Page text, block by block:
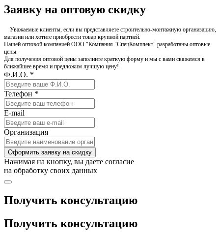
Заявку на оптовую скидку
Уважаемые клиенты, если вы представляете строительно-монтажную организацию,
магазин или хотите приобрести товар крупной партией.
Нашей оптовой компанией ООО "Компания "СпецКомплект" разработаны оптовые
цены.
Для получения оптовой цены заполните краткую форму и мы с вами свяжемся в
ближайшее время и предложим лучшую цену!
Ф.И.О. *
Телефон *
E-mail
Организация
Оформить заявку на скидку
Нажимая на кнопку, вы даете согласие
на обработку своих данных
Получить консультацию
Получить консультацию